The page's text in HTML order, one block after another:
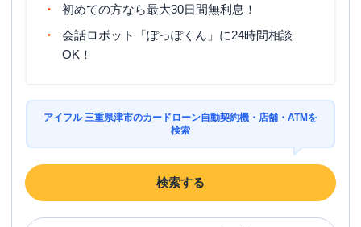
ATM営業時間
土曜：8：00～21：00
住所 三重県津市中央1-1
平日：9：00～15：00
日祝：-
初めての方なら最大30日間無利息！
会話ロボット「ぽっぽくん」に24時間相談
OK！
アイフル 三重県津市のカードローン自動契約機・店舗・ATMを
検索
検索する